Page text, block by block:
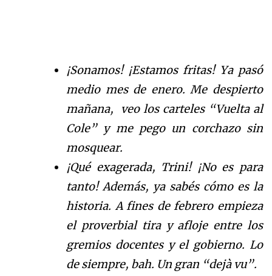
¡Sonamos! ¡Estamos fritas! Ya pasó
medio mes de enero. Me despierto
mañana, veo los carteles “Vuelta al
Cole” y me pego un corchazo sin
mosquear.
¡Qué exagerada, Trini! ¡No es para
tanto! Además, ya sabés cómo es la
historia. A fines de febrero empieza
el proverbial tira y afloje entre los
gremios docentes y el gobierno. Lo
de siempre, bah. Un gran “dejà vu”.